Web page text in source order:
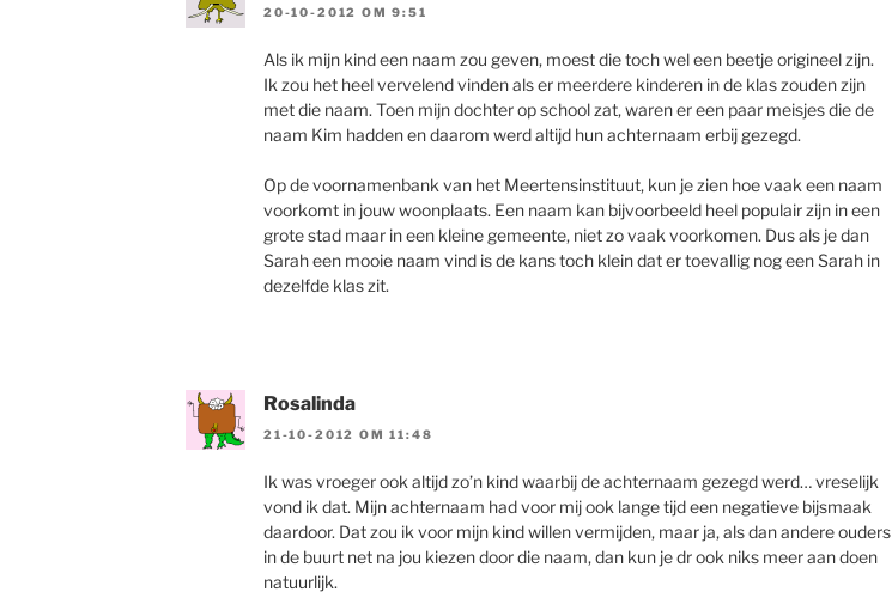
20-10-2012 OM 9:51
Als ik mijn kind een naam zou geven, moest die toch wel een beetje origineel zijn.
Ik zou het heel vervelend vinden als er meerdere kinderen in de klas zouden zijn
met die naam. Toen mijn dochter op school zat, waren er een paar meisjes die de
naam Kim hadden en daarom werd altijd hun achternaam erbij gezegd.
Op de voornamenbank van het Meertensinstituut, kun je zien hoe vaak een naam
voorkomt in jouw woonplaats. Een naam kan bijvoorbeeld heel populair zijn in een
grote stad maar in een kleine gemeente, niet zo vaak voorkomen. Dus als je dan
Sarah een mooie naam vind is de kans toch klein dat er toevallig nog een Sarah in
dezelfde klas zit.
Rosalinda
21-10-2012 OM 11:48
Ik was vroeger ook altijd zo’n kind waarbij de achternaam gezegd werd… vreselijk
vond ik dat. Mijn achternaam had voor mij ook lange tijd een negatieve bijsmaak
daardoor. Dat zou ik voor mijn kind willen vermijden, maar ja, als dan andere ouders
in de buurt net na jou kiezen door die naam, dan kun je dr ook niks meer aan doen
natuurlijk.